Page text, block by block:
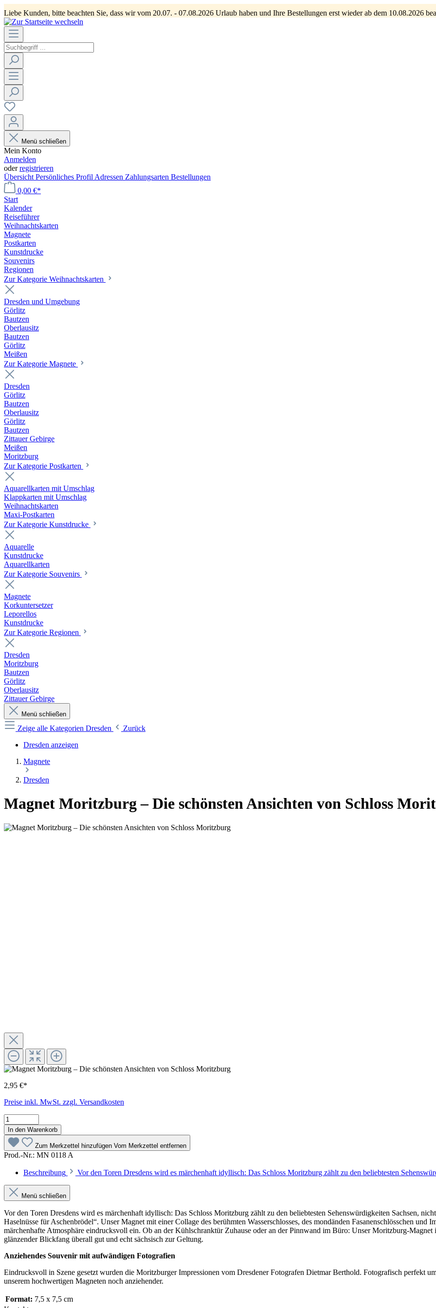
Liebe Kunden, bitte beachten Sie, dass wir vom 20.07. - 07.08.2026 Urlaub haben und Ihre Bestellungen erst wieder ab dem 10.08.2026
Menü schließen
Mein Konto
Anmelden
oderregistrieren
Übersicht Persönliches Profil Adressen Zahlungsarten Bestellungen
0,00 €*
Start
Kalender
Reiseführer
Weihnachtskarten
Magnete
Postkarten
Kunstdrucke
Souvenirs
Regionen
Zur Kategorie Weihnachtskarten
Dresden und Umgebung
Görlitz
Bautzen
Oberlausitz
Bautzen
Görlitz
Meißen
Zur Kategorie Magnete
Dresden
Görlitz
Bautzen
Oberlausitz
Görlitz
Bautzen
Zittauer Gebirge
Meißen
Moritzburg
Zur Kategorie Postkarten
Aquarellkarten mit Umschlag
Klappkarten mit Umschlag
Weihnachtskarten
Maxi-Postkarten
Zur Kategorie Kunstdrucke
Aquarelle
Kunstdrucke
Aquarellkarten
Zur Kategorie Souvenirs
Magnete
Korkuntersetzer
Leporellos
Kunstdrucke
Zur Kategorie Regionen
Dresden
Moritzburg
Bautzen
Görlitz
Oberlausitz
Zittauer Gebirge
Menü schließen
Zeige alle Kategorien Dresden
Zurück
Dresden anzeigen
Magnete
Dresden
Magnet Moritzburg – Die schönsten Ansichten von Schloss
2,95 €*
Preise inkl. MwSt. zzgl. Versandkosten
In den Warenkorb
Zum Merkzettel hinzufügen Vom Merkzettel entfernen
Prod.-Nr.: MN 0118 A
Beschreibung Vor den Toren Dresdens wird es märchenhaft idyllisch: Das Schloss Moritzburg zählt zu den beliebtesten
Menü schließen
Vor den Toren Dresdens wird es märchenhaft idyllisch: Das Schloss Moritzburg zählt zu den beliebtesten Sehenswürdigkeiten Sachsen,
Haselnüsse für Aschenbrödel“. Unser Magnet mit einer Collage des berühmten Wasserschlosses, des mondänden Fasanenschlösschen und
märchenhafte Atmosphäre eindrucksvoll ein. Ob an der Kühlschranktür Zuhause oder an der Pinnwand im Büro: Unser Moritzburg-
glänzender Blickfang überall gut und echt sächsisch zur Geltung.
Anziehendes Souvenir mit aufwändigen Fotografien
Eindrucksvoll in Szene gesetzt wurden die Moritzburger Impressionen vom Dresdener Fotografen Dietmar Berthold. Fotografisch perfekt
unserem hochwertigen Magneten noch anziehender.
Format: 7,5 x 7,5 cm